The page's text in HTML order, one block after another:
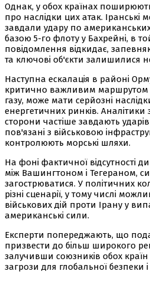
Однак, у обох країнах
про наслідки цих атак. Іранські
завдали удару по
базою 5-го флоту у Бахрейні, в
повідомлення відкидає,
та ключові об'єкти залишилися
Наступна ескалація в районі
критично важливим маршрутом
газу, може мати серйозні
енергетичних ринків.
сторони частіше завдають ударів
пов'язані з військовою
контролюють морські шляхи.
На фоні фактичної відсутності
між Вашингтоном і Тегераном,
загострюватися. У політичних
різні сценарії, у тому числі
військових дій проти Ірану у
американські сили.
Експерти попереджають, що
призвести до більш широкого
залучивши союзників обох
загрози для глобальної безпеки